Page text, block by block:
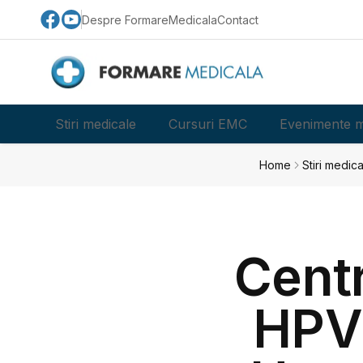
Despre FormareMedicalaContact
Stiri medicale Cursuri EMC Evenimente
Home Stiri